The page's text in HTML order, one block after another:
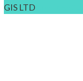
GIS LTD